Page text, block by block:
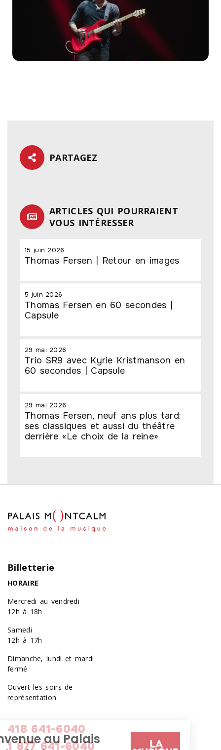
PARTAGEZ
ARTICLES QUI POURRAIENT
VOUS INTÉRESSER
15 juin 2026
Thomas Fersen | Retour en images
5 juin 2026
Thomas Fersen en 60 secondes |
Capsule
29 mai 2026
Trio SR9 avec Kyrie Kristmanson en
60 secondes | Capsule
29 mai 2026
Thomas Fersen, neuf ans plus tard:
ses classiques et aussi du théâtre
derrière «Le choix de la reine»
Billetterie
HORAIRE
Mercredi au vendredi
12h à 18h
Samedi
12h à 17h
Dimanche, lundi et mardi
fermé
Ouvert les soirs de
représentation
418 641-6040
1 877 641-6040